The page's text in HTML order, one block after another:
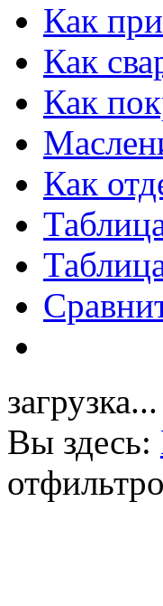
Как
Как
Как
Как
загрузка...
Вы здесь: